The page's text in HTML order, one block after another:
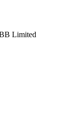
Limited